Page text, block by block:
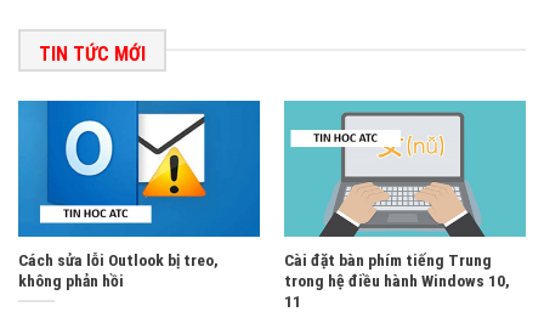
TIN TỨC MỚI
Cách sửa lỗi Outlook bị treo,
không phản hồi
Cài đặt bàn phím tiếng Trung
trong hệ điều hành Windows 10,
11